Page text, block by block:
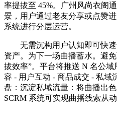
率提拔至 45%。广州风尚衣阁
景，用户通过老友分享或点赞
系统进行分层运营。
无需沉构用户认知即可快速
资产。为下一场曲播蓄水。避
拔效率”。平台将推送 N 名公
容 - 用户互动 - 商品成交 - 私域
盘：沉淀私域流量：将曲播出
SCRM 系统可实现曲播线索从动